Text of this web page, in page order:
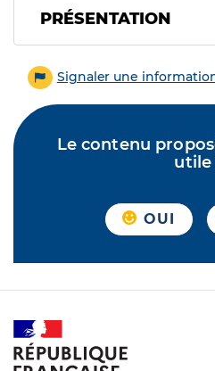
PRÉSENTATION
Signaler une
Le contenu
utile
OUI